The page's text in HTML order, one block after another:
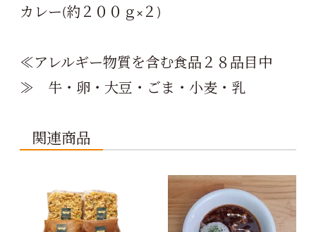
カレー(約２００ｇ×２)
≪アレルギー物質を含む食品２８品目中
≫ 牛・卵・大豆・ごま・小麦・乳
関連商品